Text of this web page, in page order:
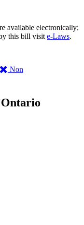
available electronically;
this bill visit e-Laws.
,
Non
m’a